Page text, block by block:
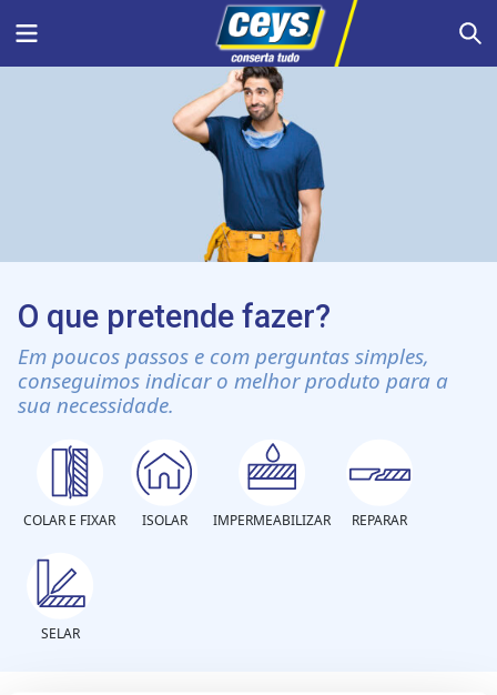
Menu
O que pretende fazer?
Em poucos passos e com perguntas simples,
conseguimos indicar o melhor produto para a
sua necessidade.
COLAR E FIXAR ISOLAR IMPERMEABILIZAR REPARAR
SELAR